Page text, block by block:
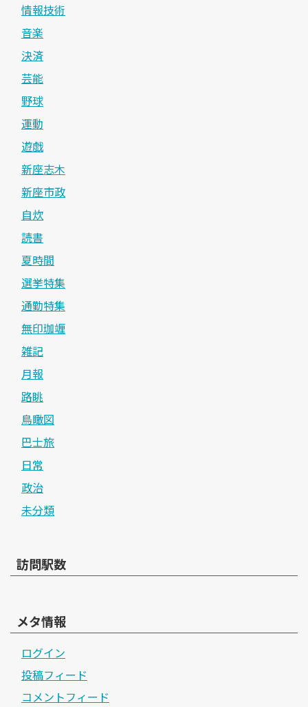
情報技術
音楽
決済
芸能
野球
運動
遊戯
新座志木
新座市政
自炊
読書
夏時間
選挙特集
通勤特集
無印珈竰
雑記
月報
路眺
鳥瞰図
巴士旅
日常
政治
未分類
訪問駅数
メタ情報
ログイン
投稿フィード
コメントフィード